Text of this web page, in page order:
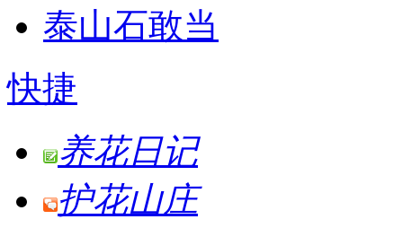
泰山石敢当
快捷
养花日记
护花山庄